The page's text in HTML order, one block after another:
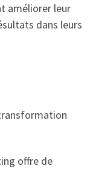
améliorer leur
dans leurs
offre de